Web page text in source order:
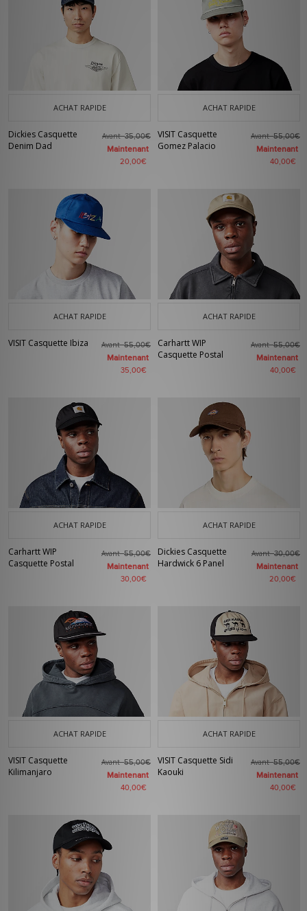
ACHAT RAPIDE
Dickies Casquette
Denim Dad
Avant35,00€
Maintenant
20,00€
ACHAT RAPIDE
VISIT Casquette
Gomez Palacio
Avant55,00€
Maintenant
40,00€
ACHAT RAPIDE
VISIT Casquette Ibiza Avant55,00€
Maintenant
35,00€
ACHAT RAPIDE
Carhartt WIP
Casquette Postal
Avant55,00€
Maintenant
40,00€
ACHAT RAPIDE
Carhartt WIP
Casquette Postal
Avant55,00€
Maintenant
30,00€
ACHAT RAPIDE
Dickies Casquette
Hardwick 6 Panel
Avant30,00€
Maintenant
20,00€
ACHAT RAPIDE
VISIT Casquette
Kilimanjaro
Avant55,00€
Maintenant
40,00€
ACHAT RAPIDE
VISIT Casquette Sidi
Kaouki
Avant55,00€
Maintenant
40,00€